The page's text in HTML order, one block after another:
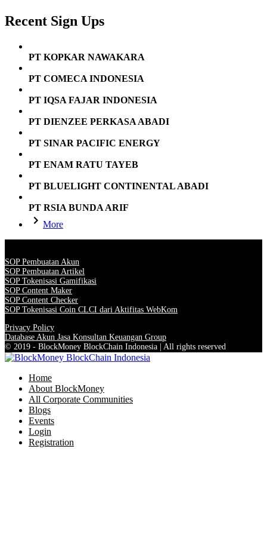
Recent Sign Ups
PT KOPKAR NAWAKARA
PT COMECA INDONESIA
PT IQSA FAJAR INDONESIA
PT DIENZEE PERKASA ABADI
PT SINAR PACIFIC ENERGY
PT ENAM RATU TAYEB
PT BLUELIGHT CONTINENTAL ABADI
PT RSIA BUNDA ARIF
More
SOP Pembuatan Akun
SOP Pembuatan Artikel
SOP Tokenisasi Gamifikasi
SOP Content Maker
SOP Content Checker
SOP Tokenisasi Coin CLCI dari Aktifitas WebKom
Privacy Policy
Database Akun Jasa Konsultan Keuangan Group
© 2019 - BlockMoney BlockChain Indonesia | All rights reserved
Home
About BlockMoney
All Corporate Communities
Blogs
Events
Login
Registration